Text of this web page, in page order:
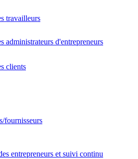
travailleurs
administrateurs d'entrepreneurs
clients
fournisseurs
entrepreneurs et suivi continu